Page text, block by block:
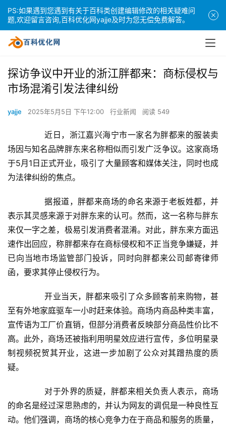
探访争议中开业的浙江胖都来：商标侵权与
市场混淆引发法律纠纷
yajje 2025年5月5日 下午12:00 行业新闻 阅读 549
场因与知名品牌胖东来名称相似而引发广泛争议。这家商场
于5月1日正式开业，吸引了大量顾客和媒体关注，同时也成
为法律纠纷的焦点。
表示其灵感来源于对胖东来的认可。然而，这一名称与胖东
来仅一字之差，极易引发消费者混淆。对此，胖东来方面迅
速作出回应，称胖都来存在商标侵权和不正当竞争嫌疑，并
已向当地市场监管部门投诉，同时向胖都来公司邮寄律师
函，要求其停止侵权行为。
至有外地家庭驱车一小时赶来体验。商场内商品种类丰富，
宣传语为工厂价直销，但部分消费者反映部分商品性价比不
高。此外，商场还被指利用明星效应进行宣传，多位明星录
制视频祝贺其开业，这进一步加剧了公众对其蹭热度的质
疑。
的命名是经过深思熟虑的，并认为网友的调侃是一种良性互
动。他们强调，商场的核心竞争力在于商品和服务的质量，
PS:如果遇到您遇到有关于百科类创建编辑修改的相关疑难问
题,欢迎留言咨询,百科优化网yajje及时为您无偿免费解答。